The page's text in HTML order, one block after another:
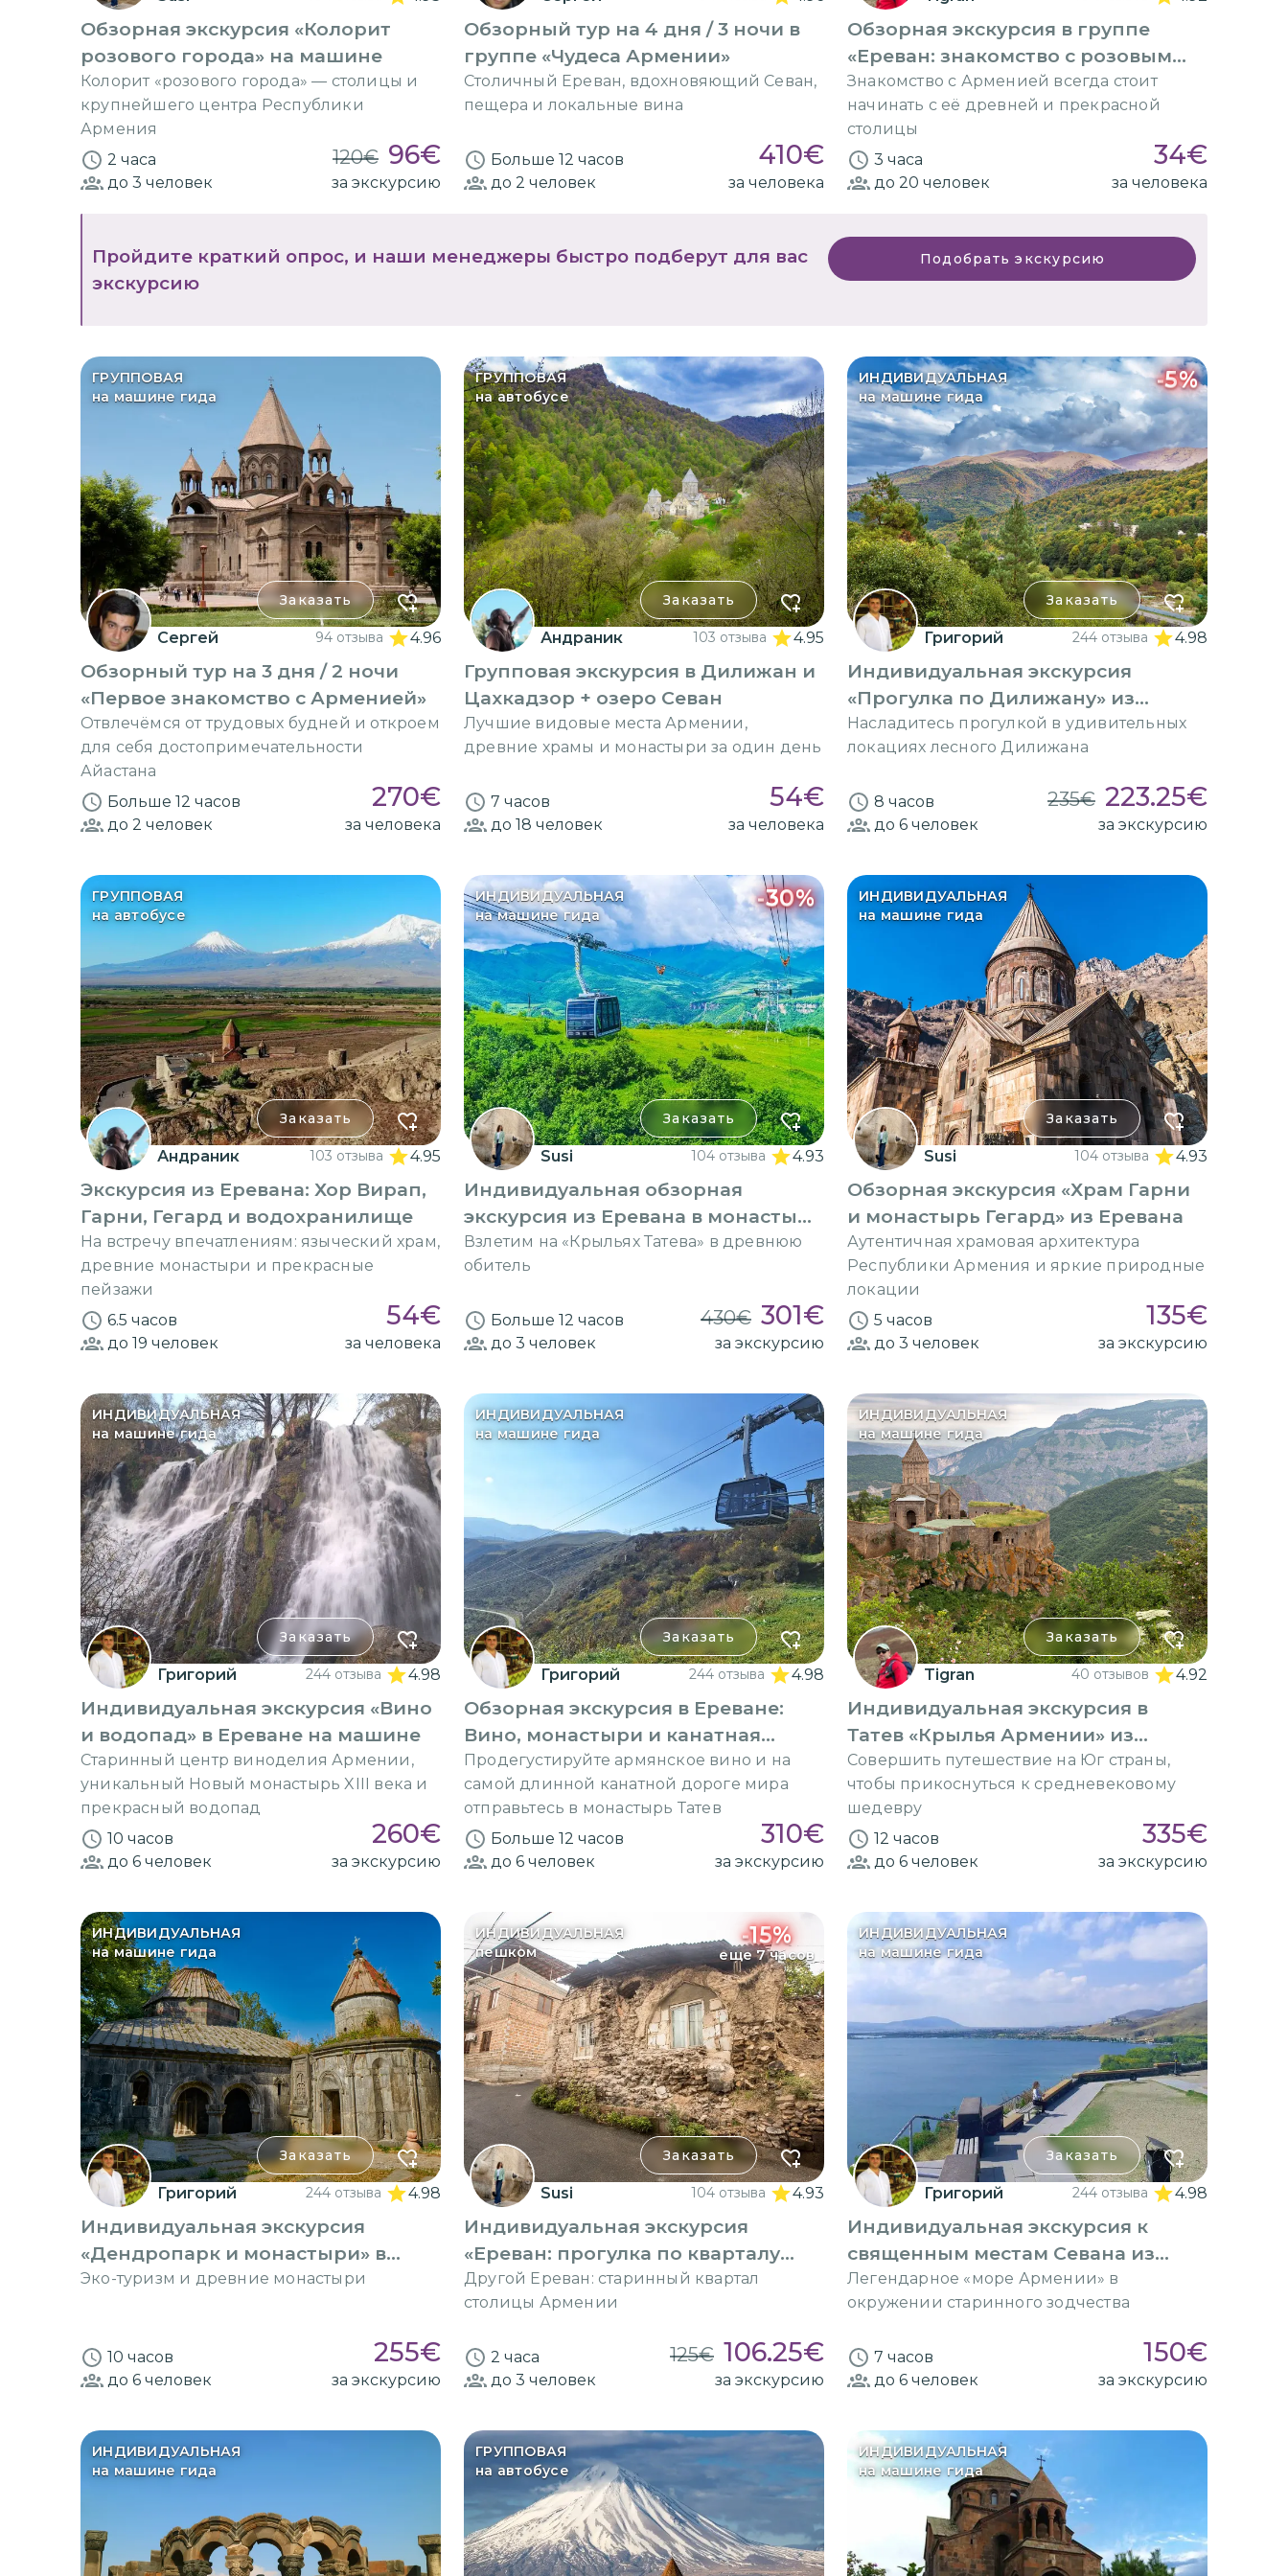
Обзорная экскурсия «Колорит
розового города» на машине
Колорит «розового города» — столицы и
крупнейшего центра Республики
Армения
2 часа
120€ 96€
до 3 человек за экскурсию
Обзорный тур на 4 дня / 3 ночи в
группе «Чудеса Армении»
Столичный Ереван, вдохновяющий Севан,
пещера и локальные вина
Больше 12 часов 410€
до 2 человек за человека
Обзорная экскурсия в группе
«Ереван: знакомство с розовым
раем»
Знакомство с Арменией всегда стоит
начинать с её древней и прекрасной
столицы
3 часа
34€
до 20 человек за человека
Пройдите краткий опрос, и наши менеджеры быстро подберут для вас
экскурсию
Подобрать экскурсию
ГРУППОВАЯ
на машине гида
Заказать
Сергей 94 отзыва 4.96
Обзорный тур на 3 дня / 2 ночи
«Первое знакомство с Арменией»
Отвлечёмся от трудовых будней и откроем
для себя достопримечательности
Айастана
Больше 12 часов
270€
до 2 человек за человека
ГРУППОВАЯ
на автобусе
Заказать
Андраник 103 отзыва 4.95
Групповая экскурсия в Дилижан и
Цахкадзор + озеро Севан
Лучшие видовые места Армении,
древние храмы и монастыри за один день
7 часов 54€
до 18 человек за человека
ИНДИВИДУАЛЬНАЯ
на машине гида
-5%
Заказать
Григорий 244 отзыва 4.98
Индивидуальная экскурсия
«Прогулка по Дилижану» из
Еревана
Насладитесь прогулкой в удивительных
локациях лесного Дилижана
8 часов 235€ 223.25€
до 6 человек за экскурсию
ГРУППОВАЯ
на автобусе
Заказать
Андраник 103 отзыва 4.95
Экскурсия из Еревана: Хор Вирап,
Гарни, Гегард и водохранилище
На встречу впечатлениям: языческий храм,
древние монастыри и прекрасные
пейзажи
6.5 часов
54€
до 19 человек за человека
ИНДИВИДУАЛЬНАЯ
на машине гида
-30%
Заказать
Susi 104 отзыва 4.93
Индивидуальная обзорная
экскурсия из Еревана в монастырь
Татев
Взлетим на «Крыльях Татева» в древнюю
обитель
Больше 12 часов 430€ 301€
до 3 человек за экскурсию
ИНДИВИДУАЛЬНАЯ
на машине гида
Заказать
Susi 104 отзыва 4.93
Обзорная экскурсия «Храм Гарни
и монастырь Гегард» из Еревана
Аутентичная храмовая архитектура
Республики Армения и яркие природные
локации
5 часов
135€
до 3 человек за экскурсию
ИНДИВИДУАЛЬНАЯ
на машине гида
Заказать
Григорий 244 отзыва 4.98
Индивидуальная экскурсия «Вино
и водопад» в Ереване на машине
Старинный центр виноделия Армении,
уникальный Новый монастырь XIII века и
прекрасный водопад
10 часов
260€
до 6 человек за экскурсию
ИНДИВИДУАЛЬНАЯ
на машине гида
Заказать
Григорий 244 отзыва 4.98
Обзорная экскурсия в Ереване:
Вино, монастыри и канатная
дорога
Продегустируйте армянское вино и на
самой длинной канатной дороге мира
отправьтесь в монастырь Татев
Больше 12 часов
310€
до 6 человек за экскурсию
ИНДИВИДУАЛЬНАЯ
на машине гида
Заказать
Tigran 40 отзывов 4.92
Индивидуальная экскурсия в
Татев «Крылья Армении» из
Еревана
Совершить путешествие на Юг страны,
чтобы прикоснуться к средневековому
шедевру
12 часов
335€
до 6 человек за экскурсию
ИНДИВИДУАЛЬНАЯ
на машине гида
Заказать
Григорий 244 отзыва 4.98
Индивидуальная экскурсия
«Дендропарк и монастыри» в
Ереване
Эко-туризм и древние монастыри
10 часов 255€
до 6 человек за экскурсию
ИНДИВИДУАЛЬНАЯ
пешком
-15%
еще 7 часов
Заказать
Susi 104 отзыва 4.93
Индивидуальная экскурсия
«Ереван: прогулка по кварталу
Конд»
Другой Ереван: старинный квартал
столицы Армении
2 часа 125€ 106.25€
до 3 человек за экскурсию
ИНДИВИДУАЛЬНАЯ
на машине гида
Заказать
Григорий 244 отзыва 4.98
Индивидуальная экскурсия к
священным местам Севана из
Еревана
Легендарное «море Армении» в
окружении старинного зодчества
7 часов 150€
до 6 человек за экскурсию
ИНДИВИДУАЛЬНАЯ
на машине гида
ГРУППОВАЯ
на автобусе
ИНДИВИДУАЛЬНАЯ
на машине гида